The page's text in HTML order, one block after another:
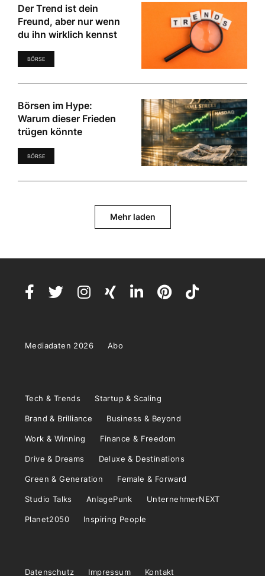
Der Trend ist dein
Freund, aber nur wenn
du ihn wirklich kennst
BÖRSE
Börsen im Hype:
Warum dieser Frieden
trügen könnte
BÖRSE
Mehr laden
Mediadaten 2026 Abo
Tech & Trends Startup & Scaling
Brand & Brilliance Business & Beyond
Work & Winning Finance & Freedom
Drive & Dreams Deluxe & Destinations
Green & Generation Female & Forward
Studio Talks AnlagePunk UnternehmerNEXT
Planet2050 Inspiring People
Datenschutz Impressum Kontakt